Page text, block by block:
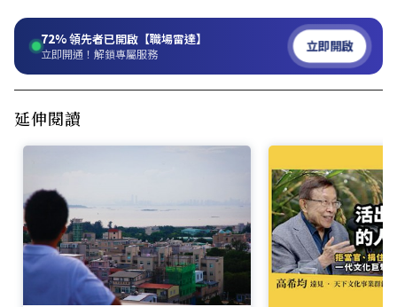
72%領先者已開啟【職場雷達】
立即開通！解鎖專屬服務 立即開啟
延伸閱讀